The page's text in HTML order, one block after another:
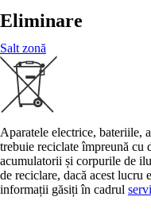
Eliminare
Salt zonă
Aparatele electrice, bateriile,
trebuie reciclate împreună cu
acumulatorii și corpurile de
de reciclare, dacă acest lucru
informații găsiți în cadrul